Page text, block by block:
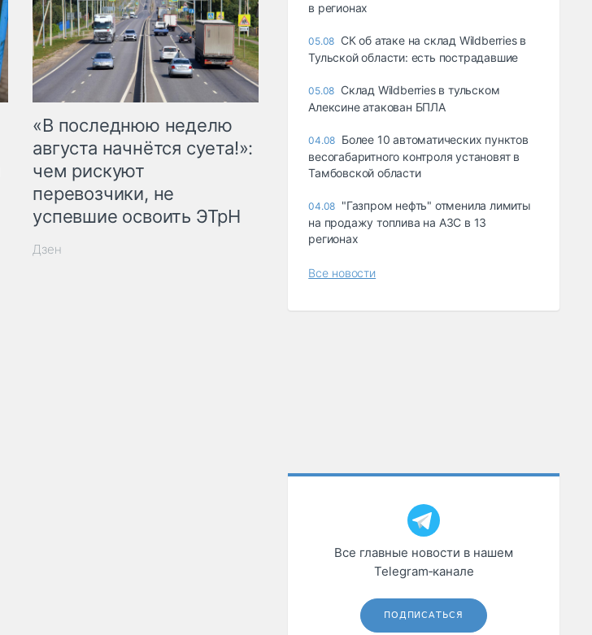
«В последнюю неделю
августа начнётся суета!»:
чем рискуют
перевозчики, не
успевшие освоить ЭТрН
Дзен
в регионах
05.08 СК об атаке на склад Wildberries в
Тульской области: есть пострадавшие
05.08 Склад Wildberries в тульском
Алексине атакован БПЛА
04.08 Более 10 автоматических пунктов
весогабаритного контроля установят в
Тамбовской области
04.08 "Газпром нефть" отменила лимиты
на продажу топлива на АЗС в 13
регионах
Все новости
Все главные новости в нашем
Telegram‑канале
ПОДПИСАТЬСЯ